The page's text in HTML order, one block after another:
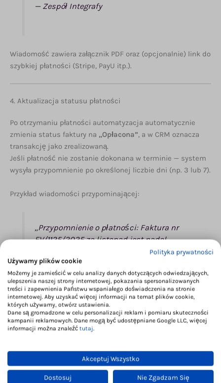
— Zespół Integrafy
Wiadomość zawiera załącznik PDF oraz (opcjonalnie) link do
szybkiej płatności (Stripe, PayU itp.).
4. Aktualizacja statusu płatności
Po otrzymaniu płatności automatyzacja automatycznie
zmienia status faktury na „Opłacona”, a w CRM oznacza
transakcję jako zrealizowaną.
Jeśli płatność nie zostanie dokonana w terminie — system
wysyła przypomnienie po określonej liczbie dni (np. 3 lub 7).
Przykład wiadomości przypominającej:
„Przypomnienie o płatności: Faktura nr
FV/1125/2025 za listopad jest nadal
Prosimy o uregulowanie należności do
20.11.2025 r. lub kontakt w razie
problemów.”
Wszystkie wystawione faktury i statusy płatności są
automatycznie zapisywane w:
Polityka prywatności
Używamy plików cookie
Możemy je zamieścić w celu analizy danych dotyczących odwiedzających,
ulepszenia naszej strony internetowej, pokazania spersonalizowanych
treści i zapewnienia Państwu wspaniałego doświadczenia na stronie
internetowej. Aby uzyskać więcej informacji na temat plików cookie,
których używamy, otwórz ustawienia.
Dane są gromadzone w celu personalizacji reklam i pomiaru skuteczności
kampanii reklamowych. Dane mogą być udostępniane Google LLC, więcej
informacji można znaleźć tutaj.
Akceptuj Wszystko
Dostosuj Nie Zgadzam Się